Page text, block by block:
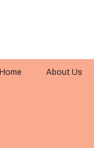
Home About Us